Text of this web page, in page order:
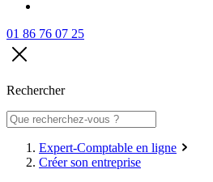
01 86 76 07 25
Rechercher
Expert-Comptable en ligne
Créer son entreprise